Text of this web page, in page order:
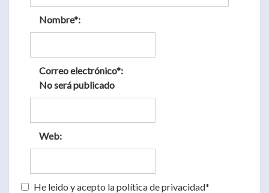
Nombre*:
Correo electrónico*:
No será publicado
Web:
He leido y acepto la política de privacidad*